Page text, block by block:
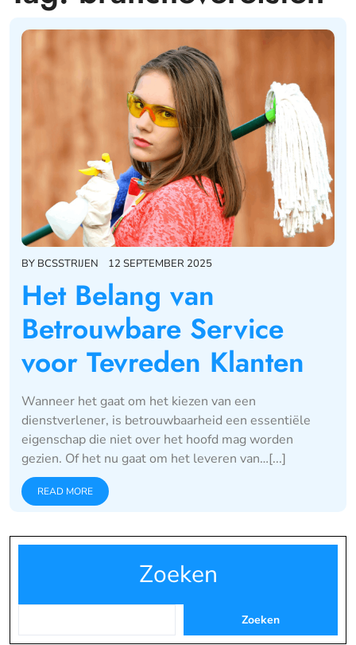
BY BCSSTRIJEN 12 SEPTEMBER 2025
Het Belang van
Betrouwbare Service
voor Tevreden Klanten
Wanneer het gaat om het kiezen van een
dienstverlener, is betrouwbaarheid een essentiële
eigenschap die niet over het hoofd mag worden
gezien. Of het nu gaat om het leveren van…[...]
READ MORE
Zoeken
Zoeken